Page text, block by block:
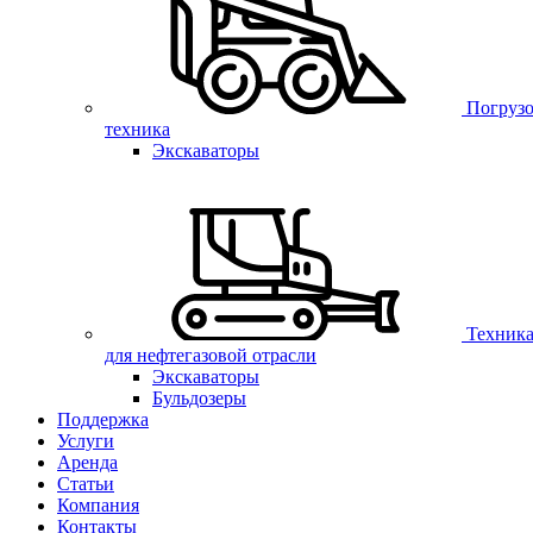
техника
Экскаваторы
Техника
для нефтегазовой отрасли
Экскаваторы
Бульдозеры
Поддержка
Услуги
Аренда
Статьи
Компания
Контакты